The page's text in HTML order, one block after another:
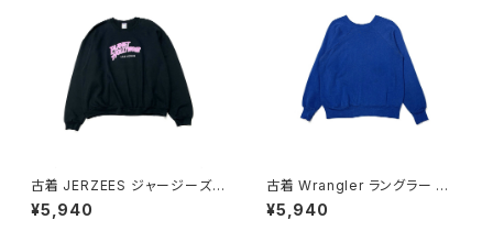
古着 JERZEES ジャージーズ P
LANET HOLLYWOOD ロゴ
長袖 スウェット トレーナー 黒 (t
¥5,940
古着 Wrangler ラングラー 無
地 長袖 スウェット トレーナー
青 (ttu2603099)
¥5,940